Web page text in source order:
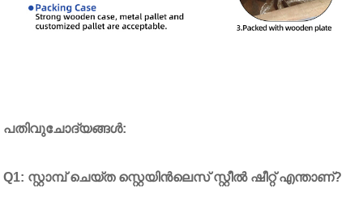
പതിവുചോദ്യങ്ങൾ:
Q1: സ്റ്റാമ്പ് ചെയ്ത സ്റ്റെയിൻലെസ് സ്റ്റീൽ ഷീറ്റ് എന്താണ്?